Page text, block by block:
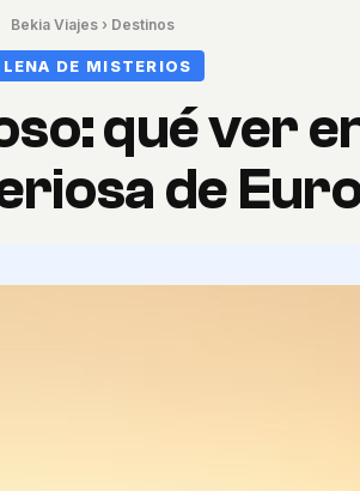
Bekia Viajes› Destinos
DE MISTERIOS
qué ver
de